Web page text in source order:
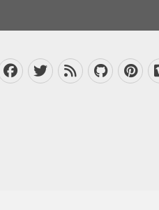
Facebook
Twitter
Feed